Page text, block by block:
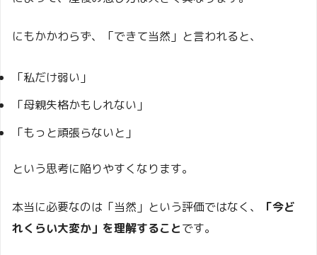
にもかかわらず、「できて当然」と言われると、
「私だけ弱い」
「母親失格かもしれない」
「もっと頑張らないと」
という思考に陥りやすくなります。
本当に必要なのは「当然」という評価ではなく、
「今ど
れくらい大変か」を理解することです。